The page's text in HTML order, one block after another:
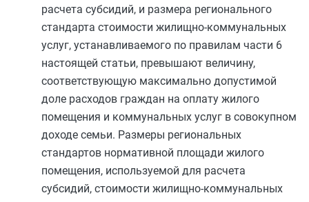
расчета субсидий, и размера регионального
стандарта стоимости жилищно-коммунальных
услуг, устанавливаемого по правилам части 6
настоящей статьи, превышают величину,
соответствующую максимально допустимой
доле расходов граждан на оплату жилого
помещения и коммунальных услуг в совокупном
доходе семьи. Размеры региональных
стандартов нормативной площади жилого
помещения, используемой для расчета
субсидий, стоимости жилищно-коммунальных